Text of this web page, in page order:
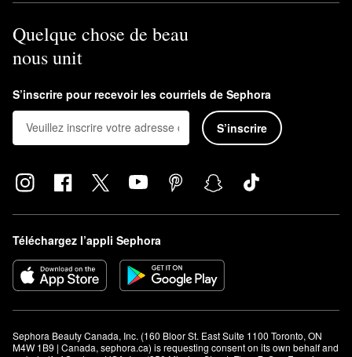
Quelque chose de beau
nous unit
S’inscrire pour recevoir les courriels de Sephora
S’inscrire
Téléchargez l’appli Sephora
Sephora Beauty Canada, Inc. (160 Bloor St. East Suite 1100 Toronto, ON
M4W 1B9 | Canada, sephora.ca) is requesting consent on its own behalf and